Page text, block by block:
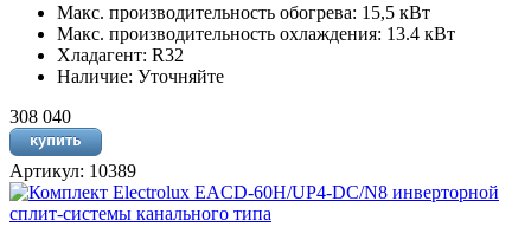
Макс. производительность обогрева: 15,5 кВт
Макс. производительность охлаждения: 13.4 кВт
Хладагент: R32
Наличие: Уточняйте
308 040
Артикул: 10389